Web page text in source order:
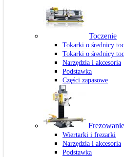
Toczenie
Tokarki o średnicy
Tokarki o średnicy
Narzędzia i akcesoria
Podstawka
Części zapasowe
Frezowanie
Wiertarki i frezarki
Narzędzia i akcesoria
Podstawka